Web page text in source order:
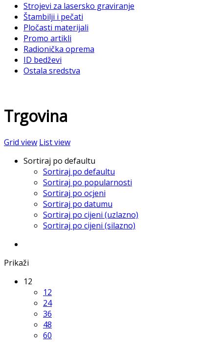
Strojevi za lasersko graviranje
Štambilji i pečati
Pločasti materijali
Promo artikli
Radionička oprema
ID bedževi
Ostala sredstva
Trgovina
Grid view List view
Sortiraj po defaultu
Sortiraj po defaultu
Sortiraj po popularnosti
Sortiraj po ocjeni
Sortiraj po datumu
Sortiraj po cijeni (uzlazno)
Sortiraj po cijeni (silazno)
Prikaži
12
12
24
36
48
60